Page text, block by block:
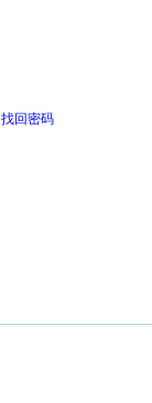
找回密码